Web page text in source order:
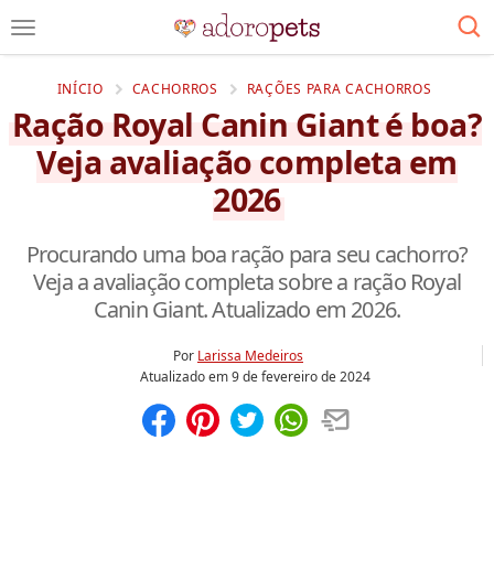
INÍCIO CACHORROS RAÇÕES PARA CACHORROS
Ração Royal Canin Giant é boa?
Veja avaliação completa em
2026
Procurando uma boa ração para seu cachorro?
Veja a avaliação completa sobre a ração Royal
Canin Giant. Atualizado em 2026.
Por Larissa Medeiros
Atualizado em9 de fevereiro de 2024